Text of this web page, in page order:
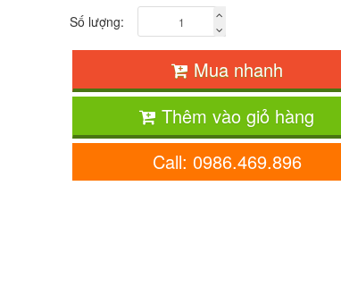
Số lượng:
Mua nhanh
Thêm vào giỏ hàng
Call: 0986.469.896